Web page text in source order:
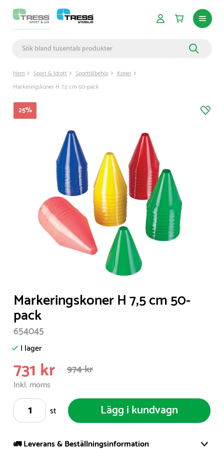
Hem Sport & Idrott Sporttillbehör
Koner
Markeringskoner H 7,5 cm 50-pack
25%
1
of
1
Markeringskoner H 7,5 cm 50-
pack
654045
I lager
731 kr 974 kr
Inkl. moms
st
Lägg i kundvagn
🚛 Leverans & Beställningsinformation